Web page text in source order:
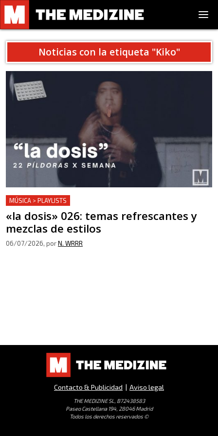
Noticias con la etiqueta "Kiko"
MÚSICA > PLAYLISTS
«la dosis» 026: temas refrescantes y
mezclas de estilos
06/07/2026, porN. WRRR
Contacto & Publicidad | Aviso legal
THE MEDIZINE SL, B72438583
Paseo Castellana 194, 28046 Madrid
Todos los derechos reservados ©